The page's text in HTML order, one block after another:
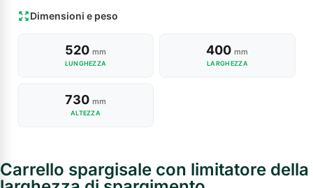
Dimensioni e peso
520 mm
LUNGHEZZA
400mm
LARGHEZZA
730 mm
ALTEZZA
Carrello spargisale con limitatore della